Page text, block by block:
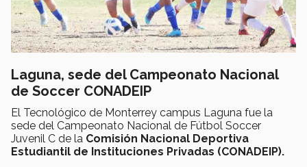
Laguna, sede del Campeonato Nacional
de Soccer CONADEIP
El Tecnológico de Monterrey campus Laguna fue la
sede del Campeonato Nacional de Fútbol Soccer
Juvenil C de la Comisión Nacional Deportiva
Estudiantil de Instituciones Privadas (CONADEIP).